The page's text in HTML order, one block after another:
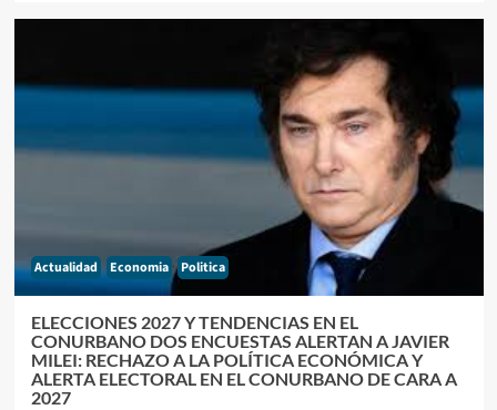
Actualidad Economia Politica
ELECCIONES 2027 Y TENDENCIAS EN EL
CONURBANO DOS ENCUESTAS ALERTAN A JAVIER
MILEI: RECHAZO A LA POLÍTICA ECONÓMICA Y
ALERTA ELECTORAL EN EL CONURBANO DE CARA A
2027